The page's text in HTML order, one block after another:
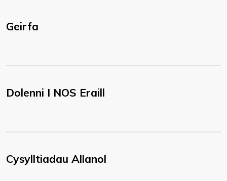
Geirfa
Dolenni I NOS Eraill
Cysylltiadau Allanol